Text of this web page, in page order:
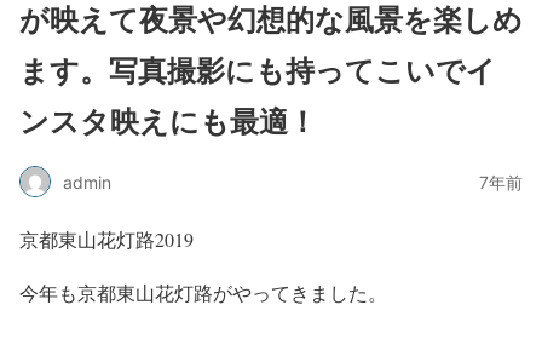
が映えて夜景や幻想的な風景を楽しめ
ます。写真撮影にも持ってこいでイ
ンスタ映えにも最適！
admin 7年前
京都東山花灯路2019
今年も京都東山花灯路がやってきました。